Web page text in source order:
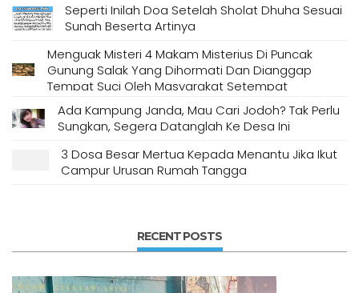
Seperti Inilah Doa Setelah Sholat Dhuha Sesuai
Sunah Beserta Artinya
Menguak Misteri 4 Makam Misterius Di Puncak
Gunung Salak Yang Dihormati Dan Dianggap
Tempat Suci Oleh Masyarakat Setempat
Ada Kampung Janda, Mau Cari Jodoh? Tak Perlu
Sungkan, Segera Datanglah Ke Desa Ini
3 Dosa Besar Mertua Kepada Menantu Jika Ikut
Campur Urusan Rumah Tangga
RECENT POSTS